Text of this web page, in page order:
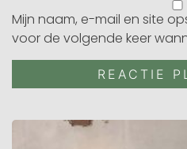
Mijn naam, e-mail en site
voor de volgende keer